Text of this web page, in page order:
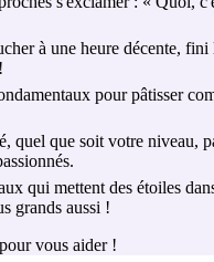
à une heure décente, fini
pour pâtisser
quel que soit votre niveau,
qui mettent des étoiles
grands aussi !
vous aider !